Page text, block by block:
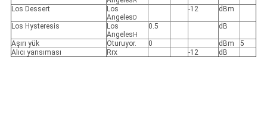
Los Dessert
Los
Angeles D
-12 dBm
Los Hysteresis
Los
Angeles H
0.5 dB
Aşırı yük Oturuyor. 0 dBm
5
Alıcı yansıması
Rrx -12 dB